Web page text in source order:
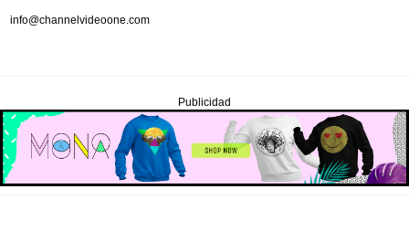
info@channelvideoone.com
Publicidad